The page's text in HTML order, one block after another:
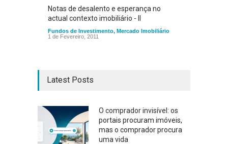
Notas de desalento e esperança no
actual contexto imobiliário - II
Fundos de Investimento, Mercado Imobiliário
1 de Fevereiro, 2011
Latest Posts
O comprador invisível: os
portais procuram imóveis,
mas o comprador procura
uma vida